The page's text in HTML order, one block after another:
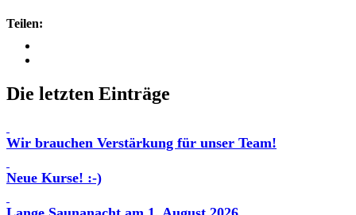
Teilen:
Die letzten Einträge
Wir brauchen Verstärkung für unser Team!
Neue Kurse! :-)